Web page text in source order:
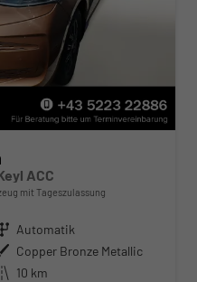
ACC
mit Tageszulassung
Getriebe Automatik
Außenfarbe Copper Bronze Metallic
Kilometerstand 10 km